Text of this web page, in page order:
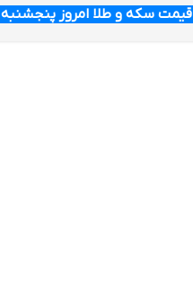
قیمت سکه و طلا امروز پنجشنبه ۱۵ مرداد ۱۴۰۵